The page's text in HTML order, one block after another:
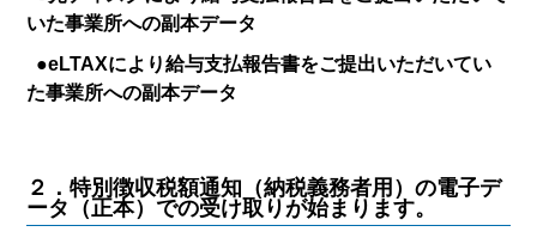
いた事業所への副本データ
●eLTAXにより給与支払報告書をご提出いただいてい
た事業所への副本データ
２．特別徴収税額通知（納税義務者用）の電子デ
ータ（正本）での受け取りが始まります。